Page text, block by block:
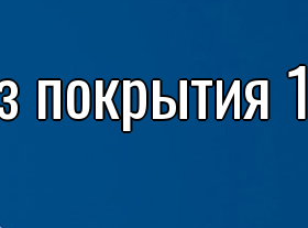
покрытия